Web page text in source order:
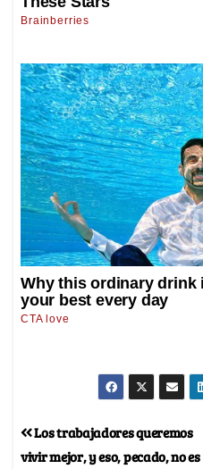
Los trabajadores queremos
vivir mejor, y eso, pecado, no es